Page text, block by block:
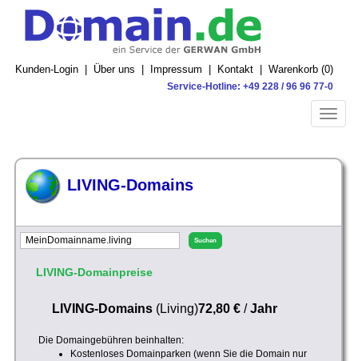
Kunden-Login Über uns Impressum Kontakt Warenkorb (0)
Service-Hotline: +49 228 / 96 96 77-0
Toggle
LIVING-Domains
LIVING-Domainpreise
LIVING-Domains(Living)72,80 €/Jahr
Die Domaingebühren beinhalten:
Kostenloses Domainparken (wenn Sie die Domain nur